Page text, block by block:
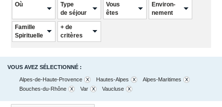
Où
Type
de séjour
Vous
êtes
Environ-
nement
Famille
Spirituelle
+ de
critères
VOUS AVEZ SÉLECTIONNÉ :
Alpes-de-Haute-Provence Hautes-Alpes
Alpes-Maritimes
Bouches-du-Rhône
Var Vaucluse